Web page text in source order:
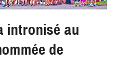
intronisé au
de